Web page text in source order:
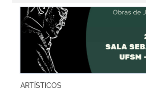
Recital de Piano - Patrick Menuzzi
ARTÍSTICOS